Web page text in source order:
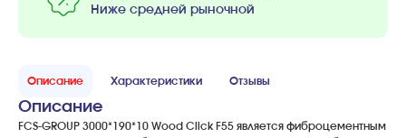
Ниже средней рыночной
Описание Характеристики Отзывы
Описание
FCS-GROUP 3000*190*10 Wood Click F55 является фиброцементным